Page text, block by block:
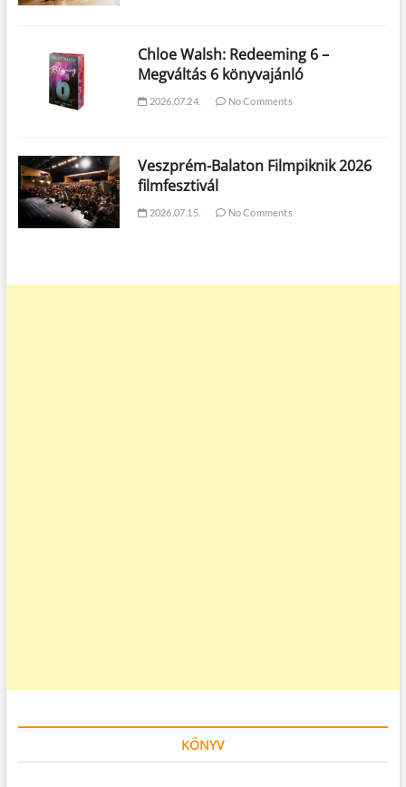
Chloe Walsh: Redeeming 6 –
Megváltás 6 könyvajánló
2026.07.24. No Comments
Veszprém-Balaton Filmpiknik 2026
filmfesztivál
2026.07.15. No Comments
KÖNYV